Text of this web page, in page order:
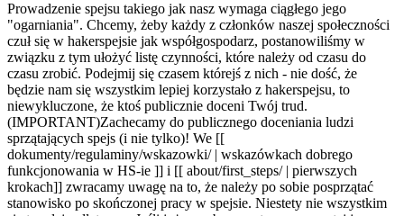
Prowadzenie spejsu takiego jak nasz wymaga ciągłego jego
"ogarniania". Chcemy, żeby każdy z członków naszej społeczności
czuł się w hakerspejsie jak współgospodarz, postanowiliśmy w
związku z tym ułożyć listę czynności, które należy od czasu do
czasu zrobić. Podejmij się czasem którejś z nich - nie dość, że
będzie nam się wszystkim lepiej korzystało z hakerspejsu, to
niewykluczone, że ktoś publicznie doceni Twój trud.
(IMPORTANT)Zachecamy do publicznego doceniania ludzi
sprzątających spejs (i nie tylko)! We [[
dokumenty/regulaminy/wskazowki/ | wskazówkach dobrego
funkcjonowania w HS-ie ]] i [[ about/first_steps/ | pierwszych
krokach]] zwracamy uwagę na to, że należy po sobie posprzątać
stanowisko po skończonej pracy w spejsie. Niestety nie wszystkim